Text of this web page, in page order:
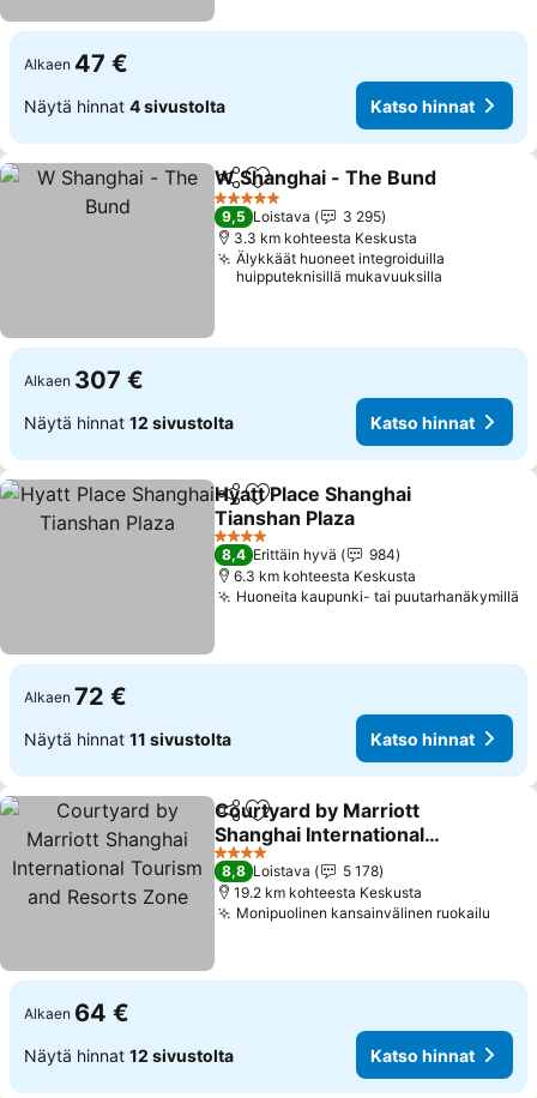
Alkaen 47 €
Näytä hinnat 4 sivustolta Katso hinnat
Jaa Lisää suosikkeihin
W Shanghai - The Bund
5 Tähtiluokitus
9,5 Loistava
3 295
3.3 km kohteesta Keskusta
Älykkäät huoneet integroiduilla
huipputeknisillä mukavuuksilla
Alkaen 307 €
Näytä hinnat 12 sivustolta Katso hinnat
Jaa Lisää suosikkeihin
Hyatt Place Shanghai
Tianshan Plaza
Katso hinnat
4 Tähtiluokitus
8,4 Erittäin hyvä
984
6.3 km kohteesta Keskusta
Huoneita kaupunki- tai puutarhanäkymillä
Alkaen 72 €
Näytä hinnat 11 sivustolta Katso hinnat
Jaa Lisää suosikkeihin
Courtyard by Marriott
Shanghai International
Tourism and Resorts
Zone
Katso hinnat
4 Tähtiluokitus
8,8 Loistava
5 178
19.2 km kohteesta Keskusta
Monipuolinen kansainvälinen ruokailu
Alkaen 64 €
Näytä hinnat 12 sivustolta Katso hinnat